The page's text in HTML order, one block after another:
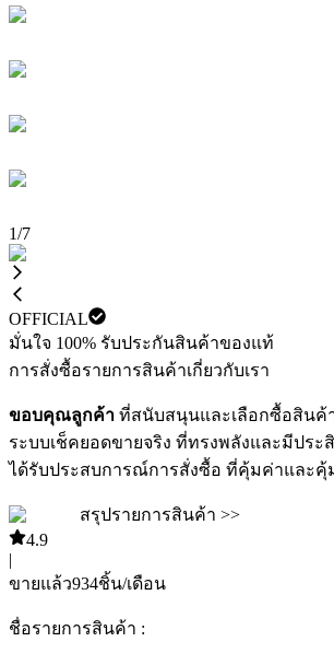
1/7
OFFICIAL
มั่นใจ 100% รับประกันสินค้าของแท้
การสั่งซื้อรายการสินค้าเกี่ยวกับเรา
ขอบคุณลูกค้า ที่สนับสนุนและเลือกซื้อสินค้
ระบบเช็คยอดขายจริง ที่ทรงพลังและมีปร
ได้รับประสบการณ์การสั่งซื้อ ที่คุ้มค่าและคุ้
สรุปรายการสินค้า >>
4.9
|
ขายแล้ว934ชิ้น/เดือน
ชื่อรายการสินค้า :